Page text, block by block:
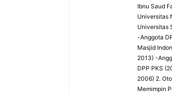
Ibnu Saud
Universitas
Universitas
-Anggota
Masjid
2013) -
DPP PKS
2006) 2.
Memimpin